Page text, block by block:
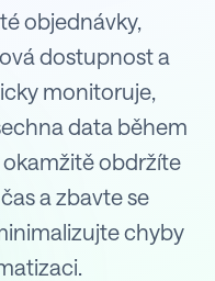
objednávky,
dostupnost a
monitoruje,
data během
obdržíte
a zbavte se
chyby